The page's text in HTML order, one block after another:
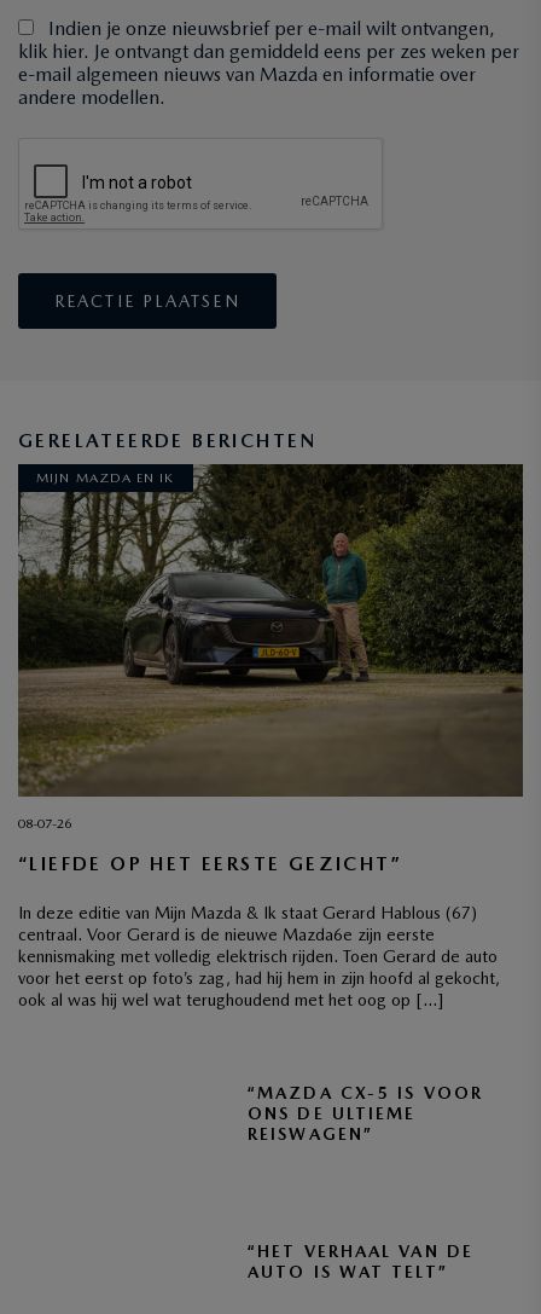
Indien je onze nieuwsbrief per e-mail wilt ontvangen,
klik hier. Je ontvangt dan gemiddeld eens per zes weken per
e-mail algemeen nieuws van Mazda en informatie over
andere modellen.
GERELATEERDE BERICHTEN
MIJN MAZDA EN IK
08-07-26
“LIEFDE OP HET EERSTE GEZICHT”
In deze editie van Mijn Mazda & Ik staat Gerard Hablous (67)
centraal. Voor Gerard is de nieuwe Mazda6e zijn eerste
kennismaking met volledig elektrisch rijden. Toen Gerard de auto
voor het eerst op foto’s zag, had hij hem in zijn hoofd al gekocht,
ook al was hij wel wat terughoudend met het oog op […]
“MAZDA CX-5 IS VOOR
ONS DE ULTIEME
REISWAGEN”
“HET VERHAAL VAN DE
AUTO IS WAT TELT”